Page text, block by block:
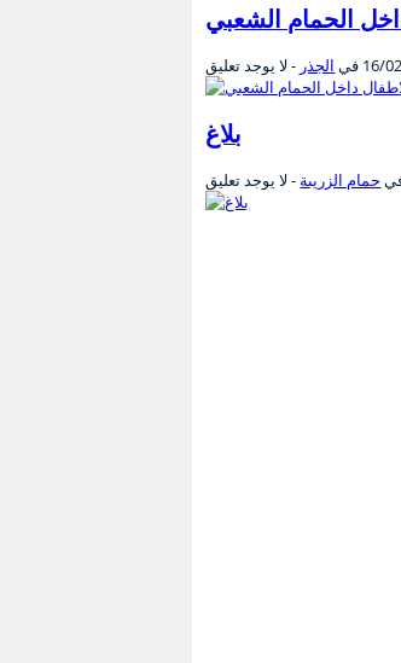
الحمام الشعبي
16/ في الجذر - لا يوجد تعليق
بلاغ
حمام الزريبة - لا يوجد تعليق